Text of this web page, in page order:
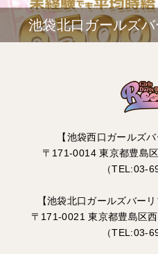
池袋北口ガールズ
【池袋西口ガールズ
〒171-0014 東京都豊島
（TEL:03-
【池袋北口ガールズバー
〒171-0021 東京都豊島区
（TEL:03-